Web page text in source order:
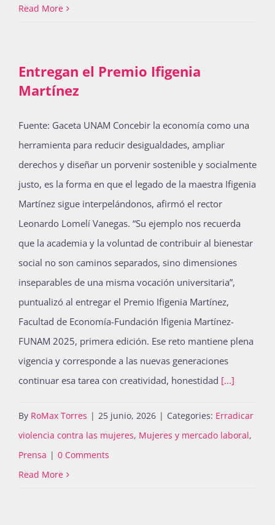
Read More
Entregan el Premio Ifigenia
Martínez
Fuente: Gaceta UNAM Concebir la economía como una
herramienta para reducir desigualdades, ampliar
derechos y diseñar un porvenir sostenible y socialmente
justo, es la forma en que el legado de la maestra Ifigenia
Martínez sigue interpelándonos, afirmó el rector
Leonardo Lomelí Vanegas. “Su ejemplo nos recuerda
que la academia y la voluntad de contribuir al bienestar
social no son caminos separados, sino dimensiones
inseparables de una misma vocación universitaria”,
puntualizó al entregar el Premio Ifigenia Martínez,
Facultad de Economía-Fundación Ifigenia Martínez-
FUNAM 2025, primera edición. Ese reto mantiene plena
vigencia y corresponde a las nuevas generaciones
continuar esa tarea con creatividad, honestidad [...]
By RoMax Torres | 25 junio, 2026 | Categories: Erradicar
violencia contra las mujeres, Mujeres y mercado laboral,
Prensa | 0 Comments
Read More